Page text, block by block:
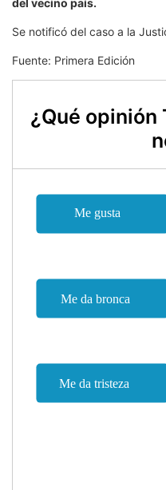
del vecino país.
Se notificó del caso a la
Fuente: Primera Edición
¿Qué opinión